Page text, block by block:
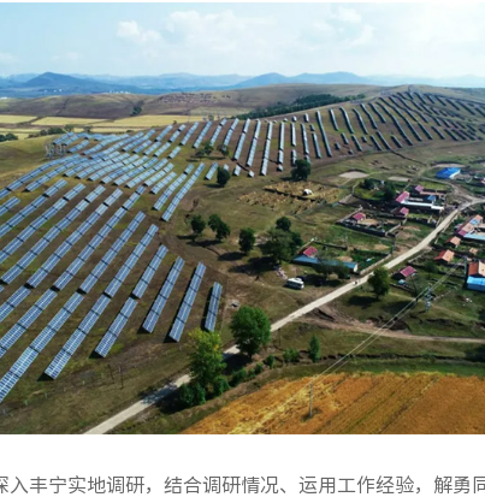
入丰宁实地调研，结合调研情况、运用工作经验，解勇